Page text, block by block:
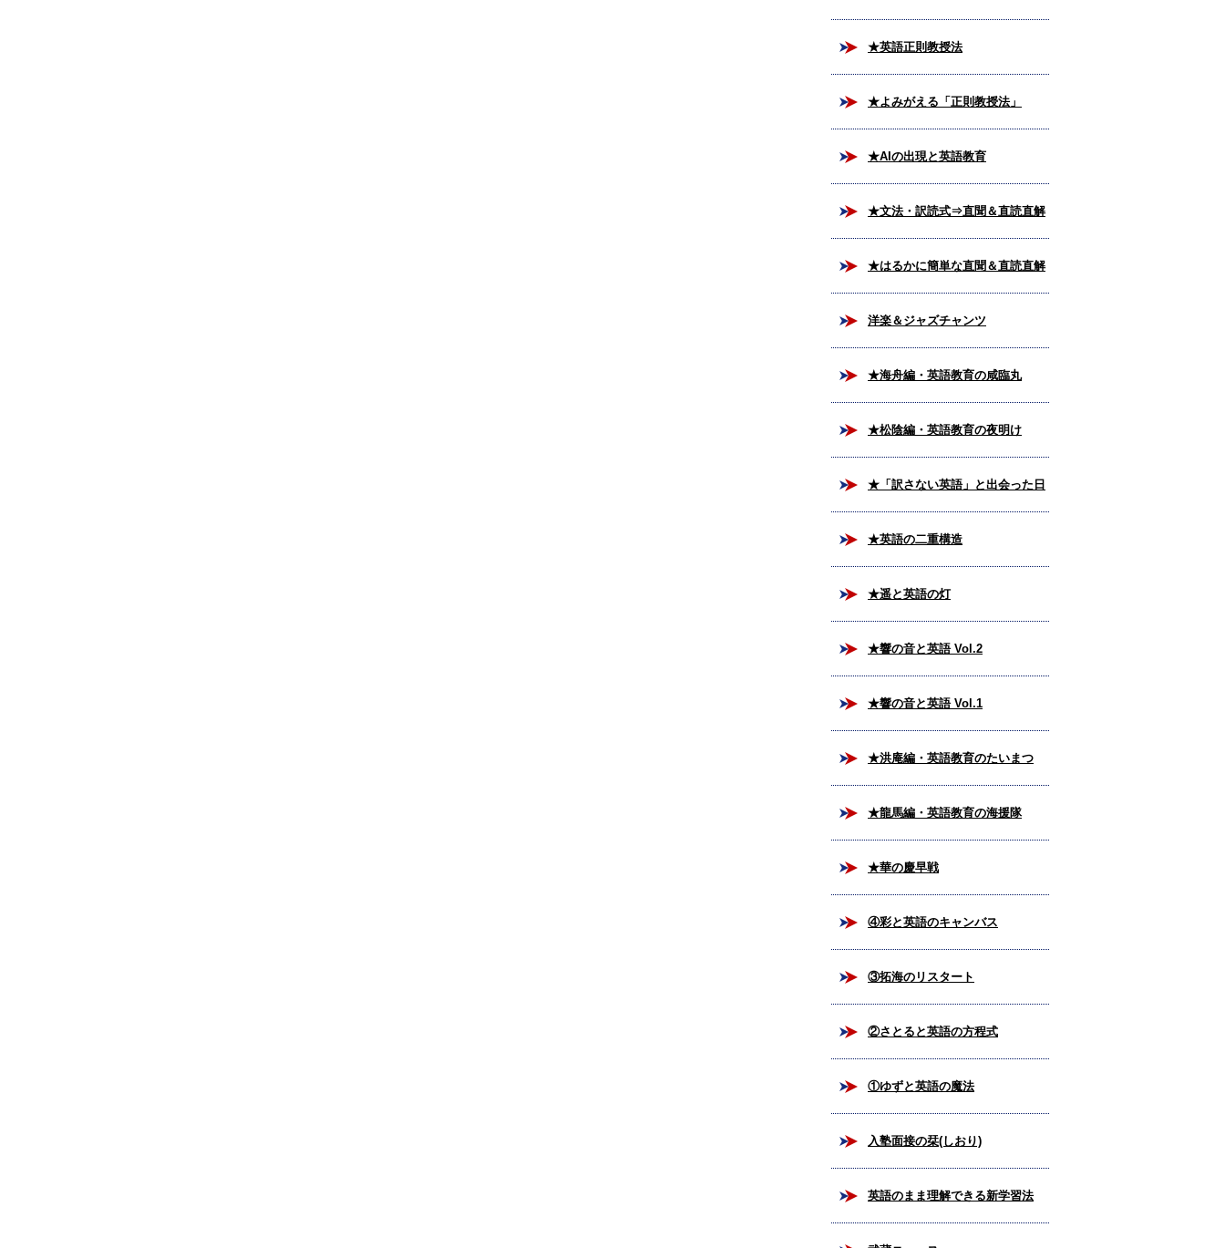
★英語正則教授法
★よみがえる「正則教授法」
★AIの出現と英語教育
★文法・訳読式⇒直聞＆直読直解
法
★はるかに簡単な直聞＆直読直解
法
洋楽＆ジャズチャンツ
★海舟編・英語教育の咸臨丸
★松陰編・英語教育の夜明け
★「訳さない英語」と出会った日
★英語の二重構造
★遥と英語の灯
★響の音と英語 Vol.2
★響の音と英語 Vol.1
★洪庵編・英語教育のたいまつ
★龍馬編・英語教育の海援隊
★華の慶早戦
④彩と英語のキャンバス
③拓海のリスタート
②さとると英語の方程式
①ゆずと英語の魔法
入塾面接の栞(しおり)
英語のまま理解できる新学習法